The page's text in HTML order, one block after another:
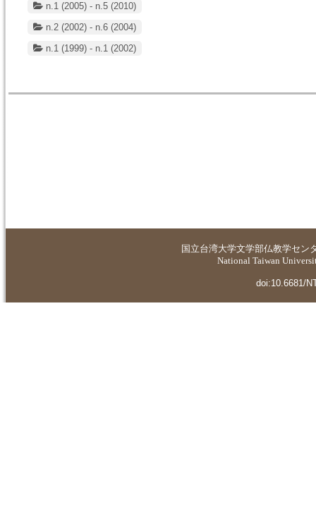
n.1 (2005) - n.5 (2010)
n.2 (2002) - n.6 (2004)
n.1 (1999) - n.1 (2002)
国立台湾大学文学部仏教学セン
National Taiwan
doi:10.6681/